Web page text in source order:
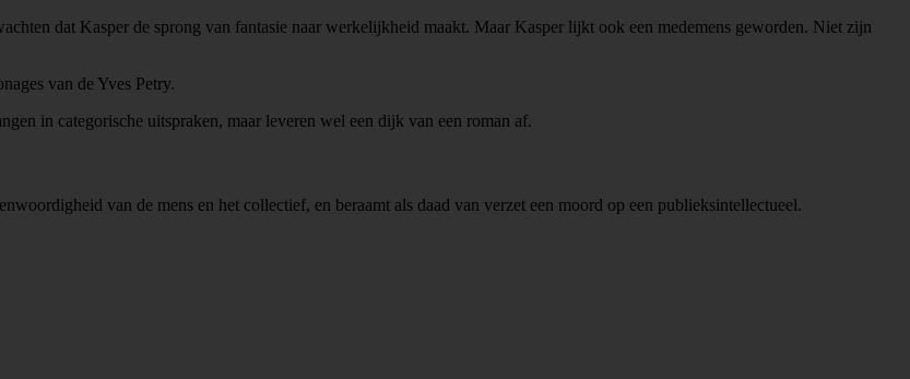
dat Kasper de sprong van fantasie naar werkelijkheid maakt. Maar Kasper lijkt ook een medemens geworden. Niet zijn
van de Yves Petry.
in categorische uitspraken, maar leveren wel een dijk van een roman af.
van de mens en het collectief, en beraamt als daad van verzet een moord op een publieksintellectueel.